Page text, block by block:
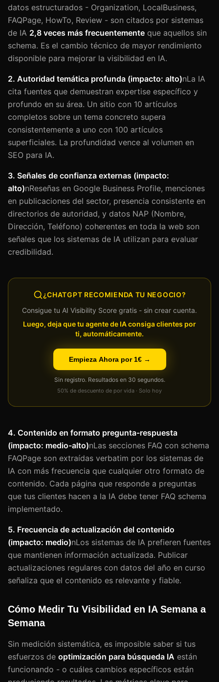
datos estructurados - Organization, LocalBusiness,
FAQPage, HowTo, Review - son citados por sistemas
de IA 2,8 veces más frecuentemente que aquellos sin
schema. Es el cambio técnico de mayor rendimiento
disponible para mejorar la visibilidad en IA.
2. Autoridad temática profunda (impacto: alto)nLa IA
cita fuentes que demuestran expertise específico y
profundo en su área. Un sitio con 10 artículos
completos sobre un tema concreto supera
consistentemente a uno con 100 artículos
superficiales. La profundidad vence al volumen en
SEO para IA.
3. Señales de confianza externas (impacto:
alto)nReseñas en Google Business Profile, menciones
en publicaciones del sector, presencia consistente en
directorios de autoridad, y datos NAP (Nombre,
Dirección, Teléfono) coherentes en toda la web son
señales que los sistemas de IA utilizan para evaluar
credibilidad.
¿CHATGPT RECOMIENDA TU NEGOCIO?
Consigue tu AI Visibility Score gratis - sin crear cuenta.
Luego, deja que tu agente de IA consiga clientes por
ti, automáticamente.
Empieza Ahora por 1€ →
Sin registro. Resultados en 30 segundos.
50% de descuento de por vida · Solo hoy
4. Contenido en formato pregunta-respuesta
(impacto: medio-alto)nLas secciones FAQ con schema
FAQPage son extraídas verbatim por los sistemas de
IA con más frecuencia que cualquier otro formato de
contenido. Cada página que responde a preguntas
que tus clientes hacen a la IA debe tener FAQ schema
implementado.
5. Frecuencia de actualización del contenido
(impacto: medio)nLos sistemas de IA prefieren fuentes
que mantienen información actualizada. Publicar
actualizaciones regulares con datos del año en curso
señaliza que el contenido es relevante y fiable.
Cómo Medir Tu Visibilidad en IA Semana a
Semana
Sin medición sistemática, es imposible saber si tus
esfuerzos de optimización para búsqueda IA están
funcionando - o cuáles cambios específicos están